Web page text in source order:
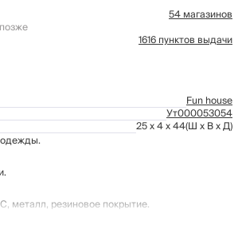
54 магазинов
1616 пунктов выдачи
Fun house
Ут000053054
25 x 4 x 44(Ш x В x Д)
металл, резиновое покрытие.